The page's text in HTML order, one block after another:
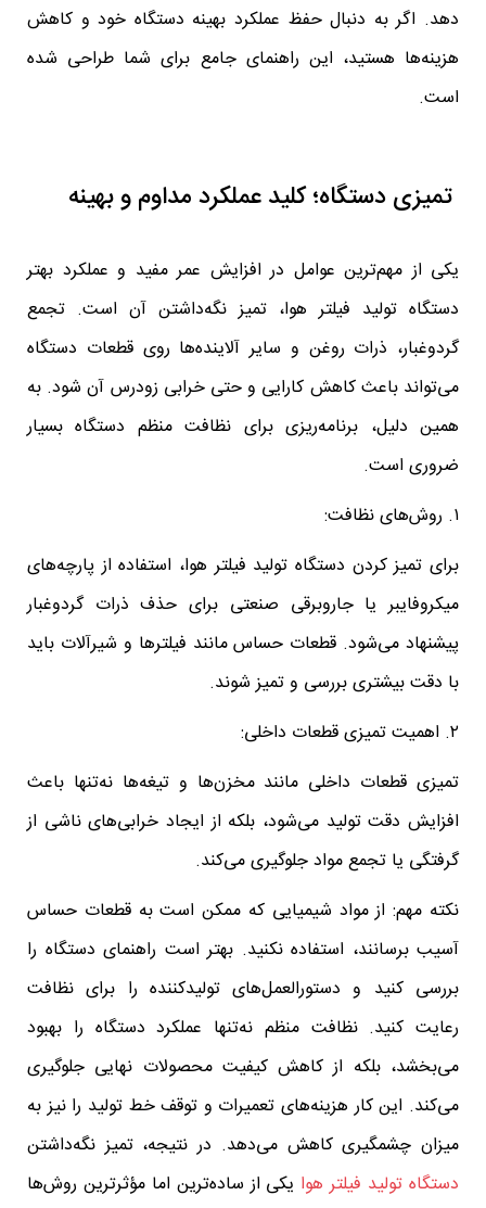
دهد. اگر به دنبال حفظ عملکرد بهینه دستگاه خود و کاهش
هزینه‌ها هستید، این راهنمای جامع برای شما طراحی شده
است.
تمیزی دستگاه؛ کلید عملکرد مداوم و بهینه
یکی از مهم‌ترین عوامل در افزایش عمر مفید و عملکرد بهتر
دستگاه تولید فیلتر هوا، تمیز نگه‌داشتن آن است. تجمع
گردوغبار، ذرات روغن و سایر آلاینده‌ها روی قطعات دستگاه
می‌تواند باعث کاهش کارایی و حتی خرابی زودرس آن شود. به
همین دلیل، برنامه‌ریزی برای نظافت منظم دستگاه بسیار
ضروری است.
۱. روش‌های نظافت:
برای تمیز کردن دستگاه تولید فیلتر هوا، استفاده از پارچه‌های
میکروفایبر یا جاروبرقی صنعتی برای حذف ذرات گردوغبار
پیشنهاد می‌شود. قطعات حساس مانند فیلترها و شیرآلات باید
با دقت بیشتری بررسی و تمیز شوند.
۲. اهمیت تمیزی قطعات داخلی:
تمیزی قطعات داخلی مانند مخزن‌ها و تیغه‌ها نه‌تنها باعث
افزایش دقت تولید می‌شود، بلکه از ایجاد خرابی‌های ناشی از
گرفتگی یا تجمع مواد جلوگیری می‌کند.
نکته مهم: از مواد شیمیایی که ممکن است به قطعات حساس
آسیب برسانند، استفاده نکنید. بهتر است راهنمای دستگاه را
بررسی کنید و دستورالعمل‌های تولیدکننده را برای نظافت
رعایت کنید. نظافت منظم نه‌تنها عملکرد دستگاه را بهبود
می‌بخشد، بلکه از کاهش کیفیت محصولات نهایی جلوگیری
می‌کند. این کار هزینه‌های تعمیرات و توقف خط تولید را نیز به
میزان چشمگیری کاهش می‌دهد. در نتیجه، تمیز نگه‌داشتن
دستگاه تولید فیلتر هوا یکی از ساده‌ترین اما مؤثرترین روش‌ها